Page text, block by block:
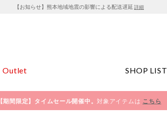
【お知らせ】熊本地域地震の影響による配送遅延 詳細
Outlet SHOP LIST
【期間限定】タイムセール開催中。対象アイテムは こちら